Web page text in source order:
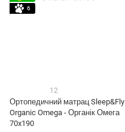
6
12
Ортопедичний матрац Sleep&Fly
Organic Omega - Органік Омега
70x190